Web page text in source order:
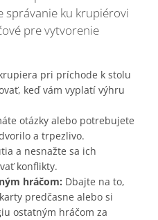
správanie ku krupiérovi
pre vytvorenie
pri príchode k stolu
keď vám vyplatí výhru
otázky alebo potrebujete
a trpezlivo.
a nesnažte sa ich
konflikty.
hráčom: Dbajte na to,
predčasne alebo si
ostatným hráčom za